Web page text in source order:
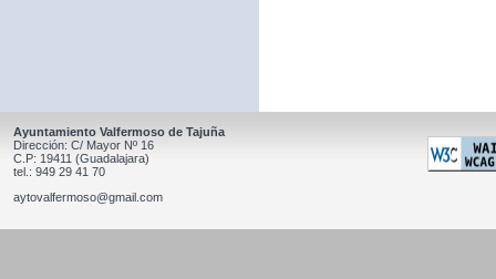
Ayuntamiento Valfermoso de Tajuña
Dirección: C/ Mayor Nº 16
C.P: 19411 (Guadalajara)
tel.: 949 29 41 70
aytovalfermoso@gmail.com